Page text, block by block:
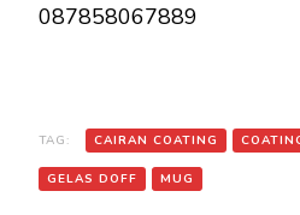
087858067889
TAG: CAIRAN COATING
GELAS DOFF MUG